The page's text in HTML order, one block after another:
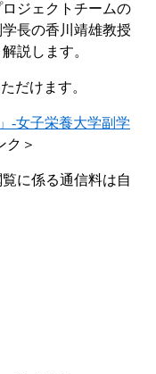
ジェクトチームの
長の香川靖雄教授
説します。
だけます。
-女子栄養大学副学
ク＞
に係る通信料は自